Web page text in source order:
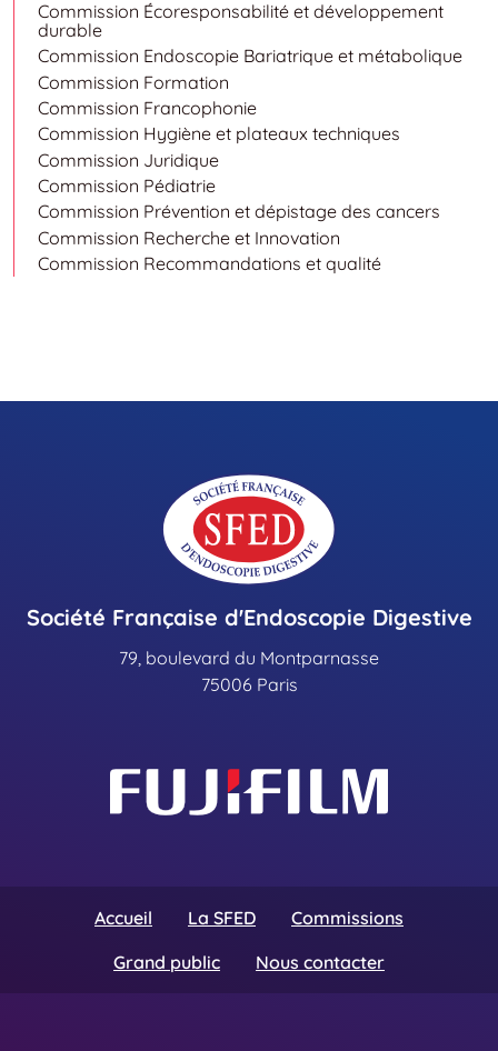
Commission Écoresponsabilité et développement
durable
Commission Endoscopie Bariatrique et métabolique
Commission Formation
Commission Francophonie
Commission Hygiène et plateaux techniques
Commission Juridique
Commission Pédiatrie
Commission Prévention et dépistage des cancers
Commission Recherche et Innovation
Commission Recommandations et qualité
Société Française d'Endoscopie Digestive
79, boulevard du Montparnasse
75006 Paris
Accueil La SFED
Commissions
Grand public
Nous contacter